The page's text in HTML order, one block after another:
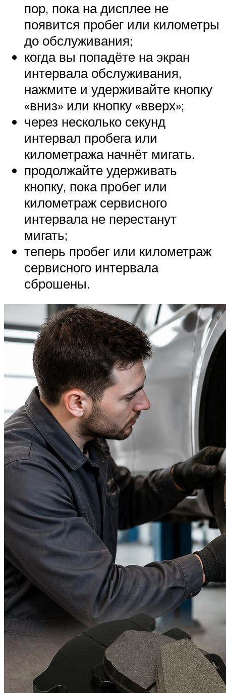
пор, пока на дисплее не
появится пробег или километры
до обслуживания;
когда вы попадёте на экран
интервала обслуживания,
нажмите и удерживайте кнопку
«вниз» или кнопку «вверх»;
через несколько секунд
интервал пробега или
километража начнёт мигать.
продолжайте удерживать
кнопку, пока пробег или
километраж сервисного
интервала не перестанут
мигать;
теперь пробег или километраж
сервисного интервала
сброшены.